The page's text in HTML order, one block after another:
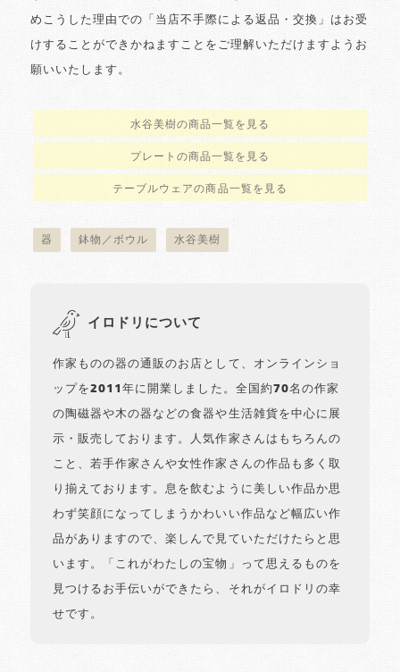
めこうした理由での「当店不手際による返品・交換」はお受
けすることができかねますことをご理解いただけますようお
願いいたします。
水谷美樹の商品一覧を見る
プレートの商品一覧を見る
テーブルウェアの商品一覧を見る
器 鉢物／ボウル 水谷美樹
イロドリについて
作家ものの器の通販のお店として、オンラインショ
ップを2011年に開業しました。全国約70名の作家
の陶磁器や木の器などの食器や生活雑貨を中心に展
示・販売しております。人気作家さんはもちろんの
こと、若手作家さんや女性作家さんの作品も多く取
り揃えております。息を飲むように美しい作品か思
わず笑顔になってしまうかわいい作品など幅広い作
品がありますので、楽しんで見ていただけたらと思
います。「これがわたしの宝物」って思えるものを
見つけるお手伝いができたら、それがイロドリの幸
せです。